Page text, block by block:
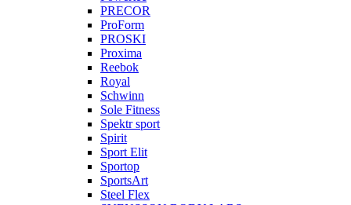
PRECOR
ProForm
PROSKI
Proxima
Reebok
Royal
Schwinn
Sole Fitness
Spektr sport
Spirit
Sport Elit
Sportop
SportsArt
Steel Flex